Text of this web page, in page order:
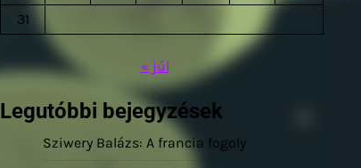
31
« júl
Legutóbbi bejegyzések
Sziwery Balázs: A francia fogoly